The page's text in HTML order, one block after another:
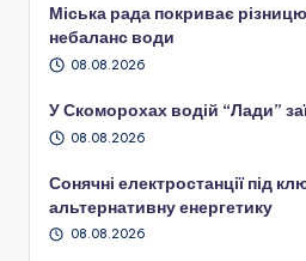
Міська рада покриває
небаланс води
08.08.2026
У Скоморохах водій “Лади”
08.08.2026
Сонячні електростанції під
альтернативну енергетику
08.08.2026